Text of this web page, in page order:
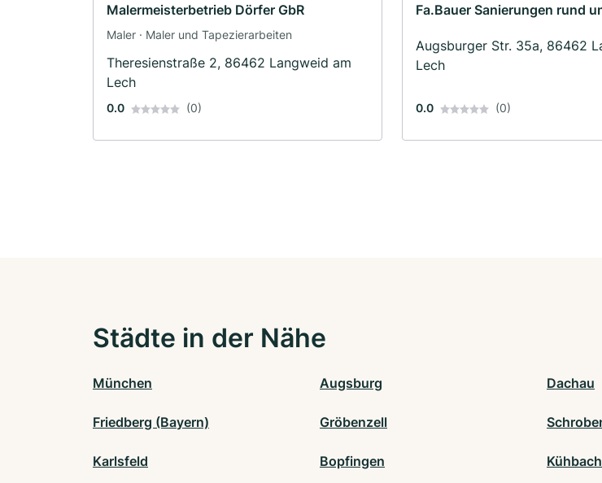
Malermeisterbetrieb Dörfer GbR
Maler · Maler und Tapezierarbeiten
Theresienstraße 2, 86462 Langweid am
Lech
0.0 (0)
Fa.Bauer Sanierungen rund
Augsburger Str. 35a, 86462
Lech
0.0 (0)
Städte in der Nähe
München Augsburg Dachau
Friedberg (Bayern) Gröbenzell
Karlsfeld Bopfingen Kühbach